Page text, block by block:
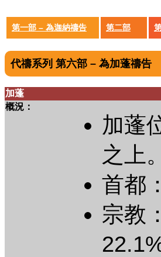
第一部 – 為迦納禱告 第二部
代禱系列 第六部 – 為加蓬禱告
加蓬
概況：
加蓬
之上。
首都
宗教